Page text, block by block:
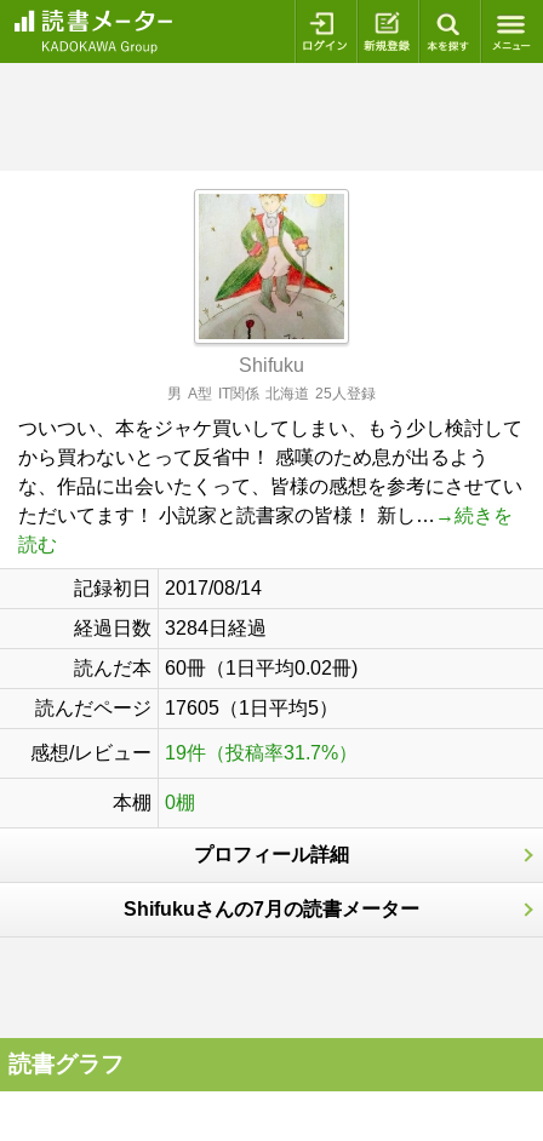
ログイン 新規登録
Shifuku
男 A型 IT関係 北海道 25人登録
ついつい、本をジャケ買いしてしまい、もう少し検討して
から買わないとって反省中！ 感嘆のため息が出るよう
な、作品に出会いたくって、皆様の感想を参考にさせてい
ただいてます！ 小説家と読書家の皆様！ 新し… →続きを
読む
記録初日
2017/08/14
経過日数
3284日経過
読んだ本
60冊（1日平均0.02冊)
読んだページ
17605（1日平均5）
感想/レビュー 19件（投稿率31.7%）
本棚 0棚
プロフィール詳細
Shifukuさんの7月の読書メーター
読書グラフ